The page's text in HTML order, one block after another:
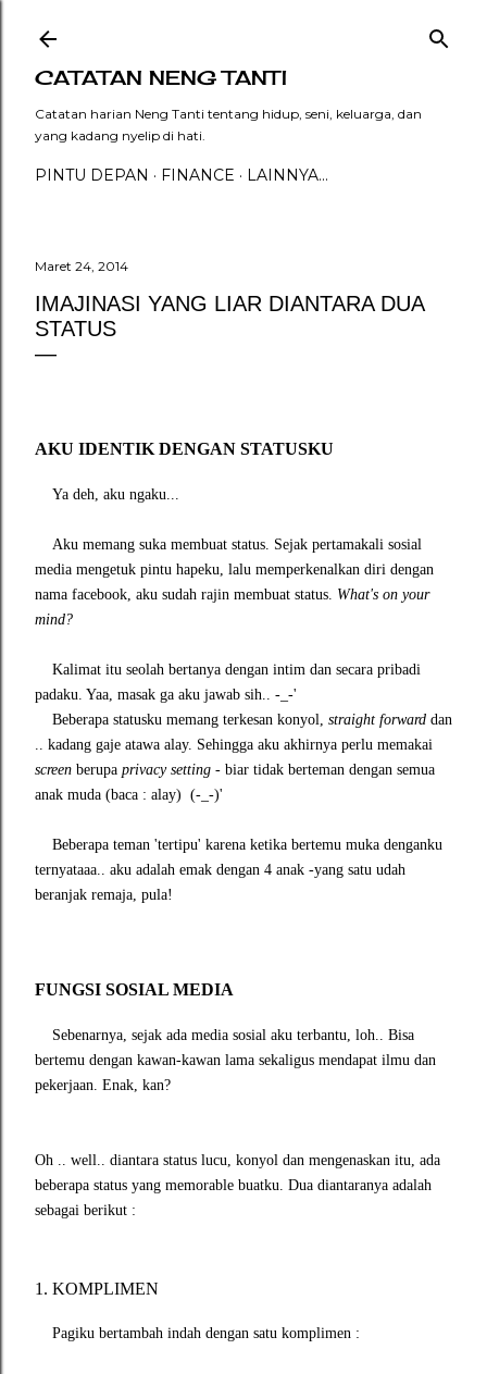
CATATAN NENG TANTI
Catatan harian Neng Tanti tentang hidup, seni, keluarga, dan
yang kadang nyelip di hati.
PINTU DEPAN FINANCE LAINNYA…
Maret 24, 2014
IMAJINASI YANG LIAR DIANTARA DUA
STATUS
AKU IDENTIK DENGAN STATUSKU
Ya deh, aku ngaku...
Aku memang suka membuat status. Sejak pertamakali sosial
media mengetuk pintu hapeku, lalu memperkenalkan diri dengan
nama facebook, aku sudah rajin membuat status. What's on your
mind?
Kalimat itu seolah bertanya dengan intim dan secara pribadi
padaku. Yaa, masak ga aku jawab sih.. -_-'
Beberapa statusku memang terkesan konyol,
straight forward dan
.. kadang gaje atawa alay. Sehingga aku akhirnya perlu memakai
screen berupa privacy setting - biar tidak berteman dengan semua
anak muda (baca : alay) (-_-)'
Beberapa teman 'tertipu' karena ketika bertemu muka denganku
ternyataaa.. aku adalah emak dengan 4 anak -yang satu udah
beranjak remaja, pula!
FUNGSI SOSIAL MEDIA
Sebenarnya, sejak ada media sosial aku terbantu, loh.. Bisa
bertemu dengan kawan-kawan lama sekaligus mendapat ilmu dan
pekerjaan. Enak, kan?
Oh .. well.. diantara status lucu, konyol dan mengenaskan itu, ada
beberapa status yang memorable buatku. Dua diantaranya adalah
sebagai berikut :
1. KOMPLIMEN
Pagiku bertambah indah dengan satu komplimen :